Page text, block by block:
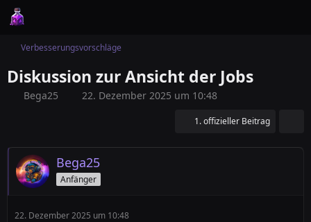
Verbesserungsvorschläge
Diskussion zur Ansicht der Jobs
Bega25 22. Dezember 2025 um 10:48
1. offizieller Beitrag
Bega25
Anfänger
22. Dezember 2025 um 10:48